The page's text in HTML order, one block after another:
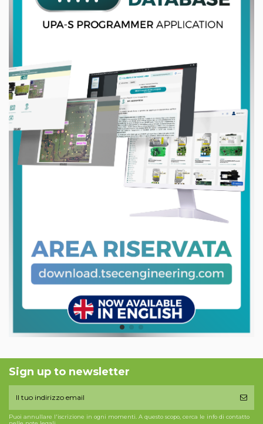
Sign up to newsletter
Puoi annullare l'iscrizione in ogni momenti. A questo scopo, cerca le info di contatto